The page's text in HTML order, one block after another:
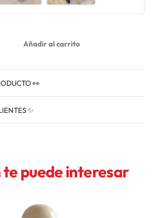
Añadir al carrito
👀
✨
te puede interesar